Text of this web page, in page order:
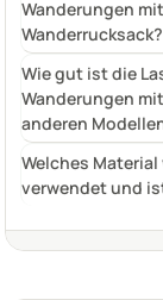
Wanderungen
Wanderrucksack?
Wie gut ist die
Wanderungen
anderen
Welches
verwendet und